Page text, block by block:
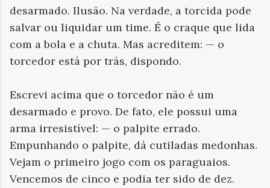
desarmado. Ilusão. Na verdade, a torcida pode
salvar ou liquidar um time. É o craque que lida
com a bola e a chuta. Mas acreditem: — o
torcedor está por trás, dispondo.
Escrevi acima que o torcedor não é um
desarmado e provo. De fato, ele possui uma
arma irresistível: — o palpite errado.
Empunhando o palpite, dá cutiladas medonhas.
Vejam o primeiro jogo com os paraguaios.
Vencemos de cinco e podia ter sido de dez.